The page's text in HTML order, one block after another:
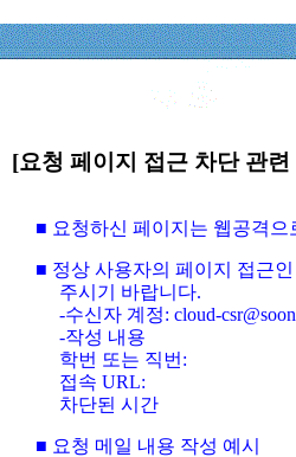
[요청 페이지 접근 차단 관
■ 요청하신 페이지는 웹공격
■ 정상 사용자의 페이지 접근
주시기 바랍니다.
-수신자 계정: cloud-
-작성 내용
학번 또는 직번:
접속 URL:
차단된 시간
■ 요청 메일 내용 작성 예시